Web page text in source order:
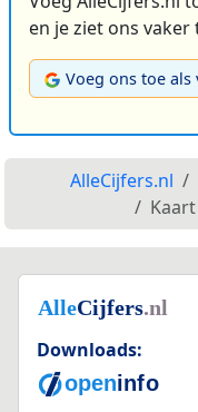
en je ziet ons
Voeg ons toe
AlleCijfers.nl
Downloads: